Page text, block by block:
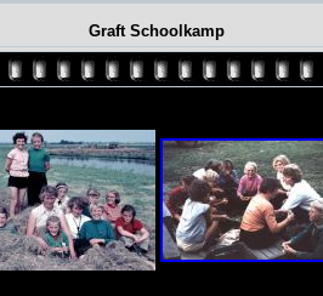
Graft Schoolkamp